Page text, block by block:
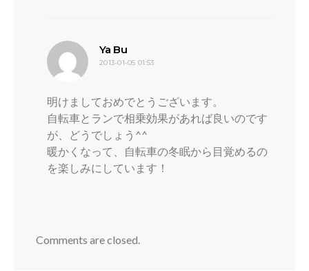
Ya Bu
り:
2013-01-05 01:53
明けましておめでとうございます。
自転車とランで相乗効果があれば良いのです
が、どうでしょう^^
暖かくなって、自転車の冬眠から目覚めるの
を楽しみにしています！
Comments are closed.